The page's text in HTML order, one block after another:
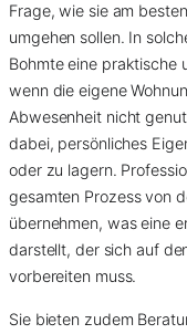
Frage, wie sie am
umgehen sollen. In
Bohmte eine praktische
wenn die eigene
Abwesenheit nicht
dabei, persönliches
oder zu lagern.
gesamten Prozess von
übernehmen, was eine
darstellt, der sich auf
vorbereiten muss.
Sie bieten zudem